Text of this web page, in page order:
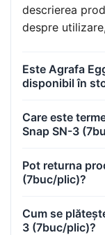
descrierea
despre
Este Agrafa
disponibil în
Care este
Snap SN-3
Pot returna
(7buc/plic)?
Cum se
3 (7buc/plic)?